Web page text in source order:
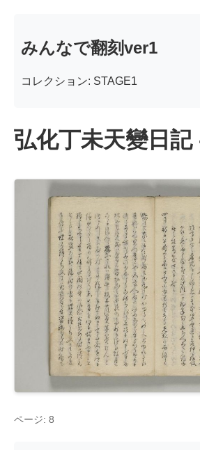
みんなで翻刻ver1
コレクション: STAGE1
弘化丁未天變日記
ページ: 8